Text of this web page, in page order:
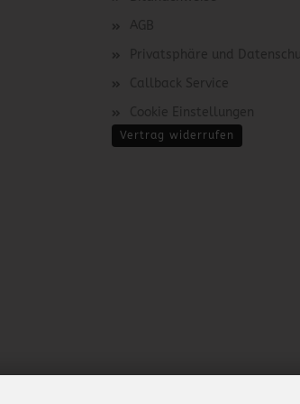
AGB
Privatsphäre und
Callback Service
Cookie Einstellungen
Vertrag widerrufen